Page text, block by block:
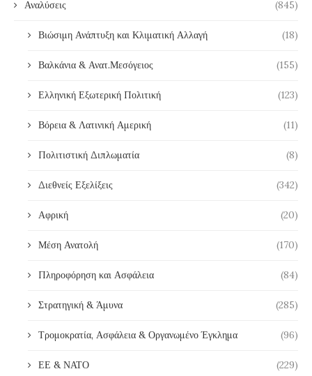
Αναλύσεις (845)
Βιώσιμη Ανάπτυξη και Κλιματική Αλλαγή (18)
Βαλκάνια & Ανατ.Μεσόγειος (155)
Ελληνική Εξωτερική Πολιτική (123)
Βόρεια & Λατινική Αμερική (11)
Πολιτιστική Διπλωματία (8)
Διεθνείς Εξελίξεις (342)
Αφρική (20)
Μέση Ανατολή (170)
Πληροφόρηση και Ασφάλεια (84)
Στρατηγική & Άμυνα (285)
Τρομοκρατία, Ασφάλεια & Οργανωμένο Έγκλημα (96)
ΕΕ & ΝΑΤΟ (229)